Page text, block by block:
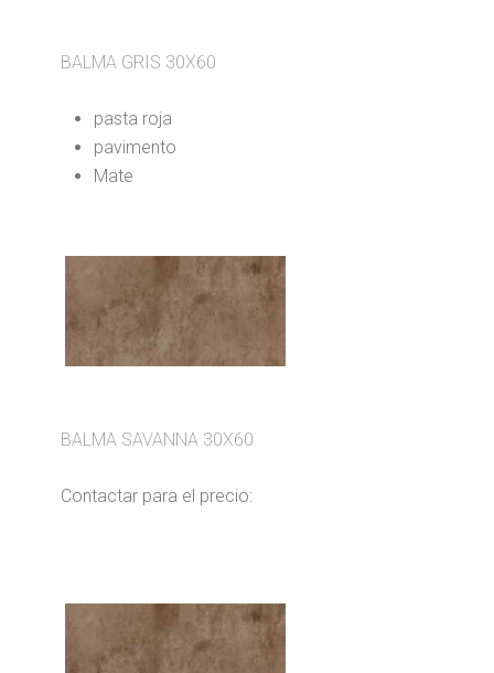
BALMA GRIS 30X60
pasta roja
pavimento
Mate
BALMA SAVANNA 30X60
Contactar para el precio: